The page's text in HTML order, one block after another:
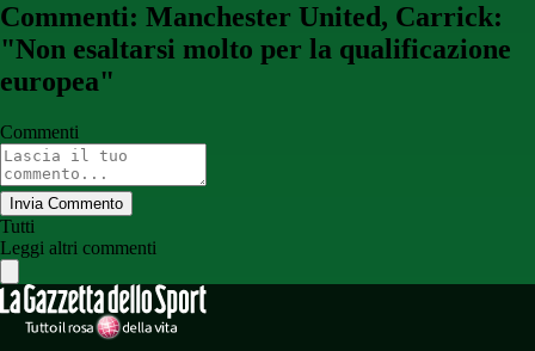
Commenti: Manchester United, Carrick:
"Non esaltarsi molto per la qualificazione
europea"
Commenti
Invia Commento
Tutti
Leggi altri commenti